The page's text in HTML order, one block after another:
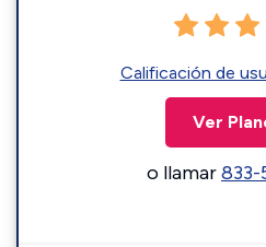
Calificación de
Ver
o llamar833-